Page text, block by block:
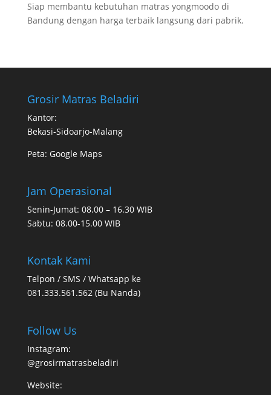
Siap membantu kebutuhan matras yongmoodo di
Bandung dengan harga terbaik langsung dari pabrik.
Grosir Matras Beladiri
Kantor:
Bekasi-Sidoarjo-Malang
Peta: Google Maps
Jam Operasional
Senin-Jumat: 08.00 – 16.30 WIB
Sabtu: 08.00-15.00 WIB
Kontak Kami
Telpon / SMS / Whatsapp ke
081.333.561.562 (Bu Nanda)
Follow Us
Instagram:
@grosirmatrasbeladiri
Website: